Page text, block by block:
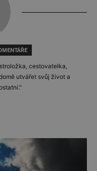
cestovatelka,
utvářet svůj život a